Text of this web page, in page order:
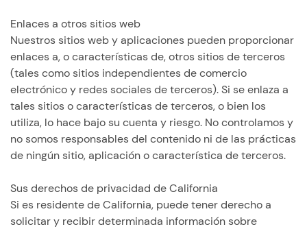
Enlaces a otros sitios web
Nuestros sitios web y aplicaciones pueden proporcionar
enlaces a, o características de, otros sitios de terceros
(tales como sitios independientes de comercio
electrónico y redes sociales de terceros). Si se enlaza a
tales sitios o características de terceros, o bien los
utiliza, lo hace bajo su cuenta y riesgo. No controlamos y
no somos responsables del contenido ni de las prácticas
de ningún sitio, aplicación o característica de terceros.
Sus derechos de privacidad de California
Si es residente de California, puede tener derecho a
solicitar y recibir determinada información sobre